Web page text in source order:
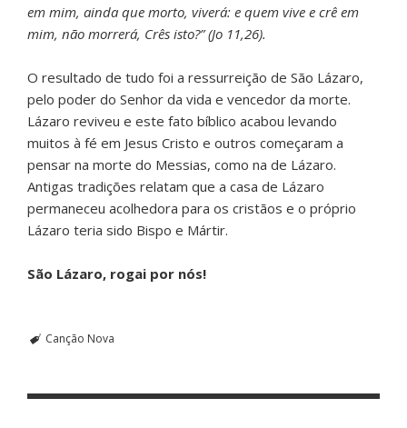
em mim, ainda que morto, viverá: e quem vive e crê em
mim, não morrerá, Crês isto?” (Jo 11,26).
O resultado de tudo foi a ressurreição de São Lázaro,
pelo poder do Senhor da vida e vencedor da morte.
Lázaro reviveu e este fato bíblico acabou levando
muitos à fé em Jesus Cristo e outros começaram a
pensar na morte do Messias, como na de Lázaro.
Antigas tradições relatam que a casa de Lázaro
permaneceu acolhedora para os cristãos e o próprio
Lázaro teria sido Bispo e Mártir.
São Lázaro, rogai por nós!
Canção Nova